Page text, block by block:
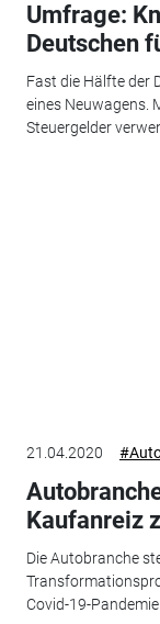
Umfrage:
Deutschen
Fast die Hälfte der
eines Neuwagens.
Steuergelder
21.04.2020
Kaufanreiz
Die Autobranche
Covid-19-